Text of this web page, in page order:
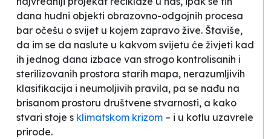
dana hudni objekti obrazovno-odgojnih procesa
bar očešu o svijet u kojem zapravo žive. Štaviše,
da im se da naslute u kakvom svijetu će živjeti kad
ih jednog dana izbace van strogo kontrolisanih i
sterilizovanih prostora starih mapa, nerazumljivih
klasifikacija i neumoljivih pravila, pa se nađu na
brisanom prostoru društvene stvarnosti, a kako
stvari stoje s klimatskom krizom – i u kotlu uzavrele
prirode.